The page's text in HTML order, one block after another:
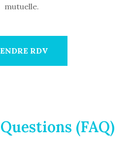
mutuelle.
RDV
(FAQ)